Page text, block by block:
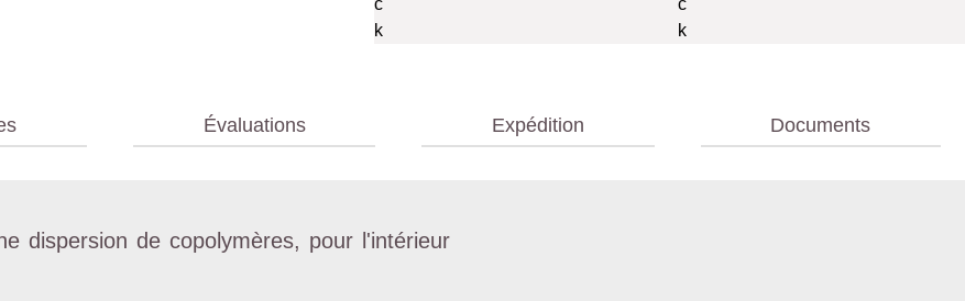
Évaluations Expédition Documents
dispersion de copolymères, pour l'intérieur